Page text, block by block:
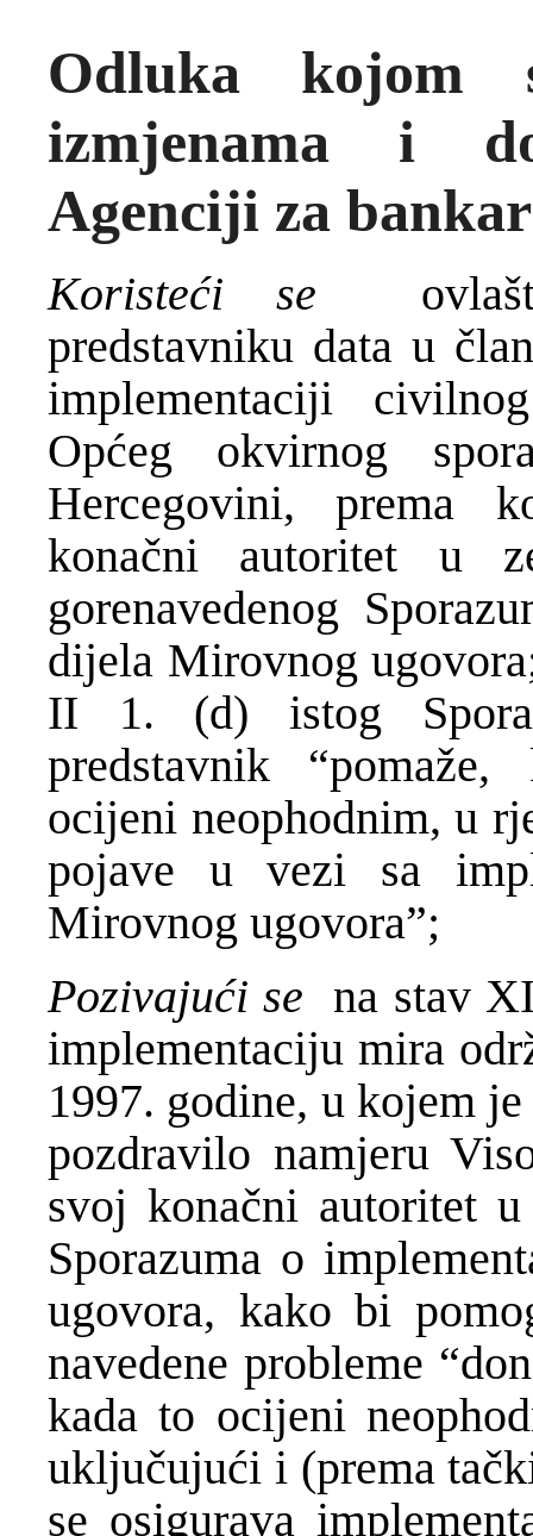
Odluka kojom
izmjenama i
Agenciji za
Koristeći se
predstavniku data u
implementaciji
Općeg okvirnog
Hercegovini, prema
konačni autoritet u
gorenavedenog
dijela Mirovnog
II 1. (d) istog
predstavnik
ocijeni neophodnim, u
pojave u vezi sa
Mirovnog ugovora”;
Pozivajući se na stav
implementaciju mira
1997. godine, u kojem
pozdravilo namjeru
svoj konačni autoritet
Sporazuma o
ugovora, kako bi
navedene probleme
kada to ocijeni
uključujući i (prema
se osigurava